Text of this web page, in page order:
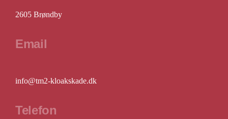
2605 Brøndby
Email
info@tm2-kloakskade.dk
Telefon